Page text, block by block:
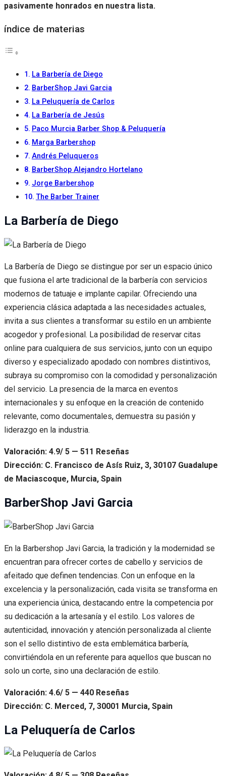
pasivamente honrados en nuestra lista.
índice de materias
La Barbería de Diego
BarberShop Javi Garcia
La Peluquería de Carlos
La Barbería de Jesús
Paco Murcia Barber Shop & Peluquería
Marga Barbershop
Andrés Peluqueros
BarberShop Alejandro Hortelano
Jorge Barbershop
The Barber Trainer
La Barbería de Diego
La Barbería de Diego se distingue por ser un espacio único
que fusiona el arte tradicional de la barbería con servicios
modernos de tatuaje e implante capilar. Ofreciendo una
experiencia clásica adaptada a las necesidades actuales,
invita a sus clientes a transformar su estilo en un ambiente
acogedor y profesional. La posibilidad de reservar citas
online para cualquiera de sus servicios, junto con un equipo
diverso y especializado apodado con nombres distintivos,
subraya su compromiso con la comodidad y personalización
del servicio. La presencia de la marca en eventos
internacionales y su enfoque en la creación de contenido
relevante, como documentales, demuestra su pasión y
liderazgo en la industria.
Valoración: 4.9/ 5 — 511 Reseñas
Dirección: C. Francisco de Asís Ruiz, 3, 30107 Guadalupe
de Maciascoque, Murcia, Spain
BarberShop Javi Garcia
En la Barbershop Javi Garcia, la tradición y la modernidad se
encuentran para ofrecer cortes de cabello y servicios de
afeitado que definen tendencias. Con un enfoque en la
excelencia y la personalización, cada visita se transforma en
una experiencia única, destacando entre la competencia por
su dedicación a la artesanía y el estilo. Los valores de
autenticidad, innovación y atención personalizada al cliente
son el sello distintivo de esta emblemática barbería,
convirtiéndola en un referente para aquellos que buscan no
solo un corte, sino una declaración de estilo.
Valoración: 4.6/ 5 — 440 Reseñas
Dirección: C. Merced, 7, 30001 Murcia, Spain
La Peluquería de Carlos